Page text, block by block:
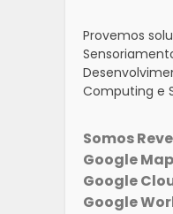
Provemos
Computing e
Somos
Google
Google
Google